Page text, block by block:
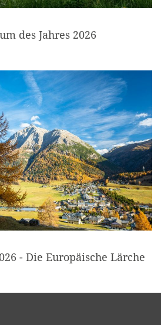
des Jahres 2026
- Die Europäische Lärche